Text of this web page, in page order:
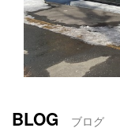
BLOG ブログ